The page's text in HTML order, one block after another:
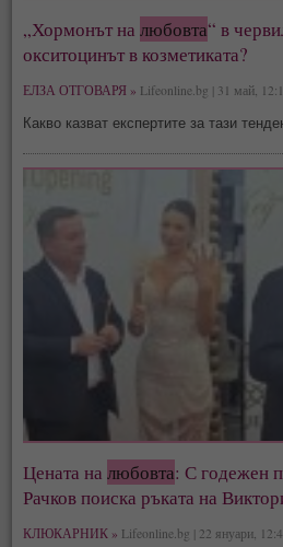
„Хормонът налюбовта“ в
окситоцинът в козметиката?
ЕЛЗА ОТГОВАРЯ » Lifeonline.bg | 31 май,
Какво казват експертите за тази
Цената налюбовта: С годежен
Рачков поиска ръката на
КЛЮКАРНИК » Lifeonline.bg | 22 януари,